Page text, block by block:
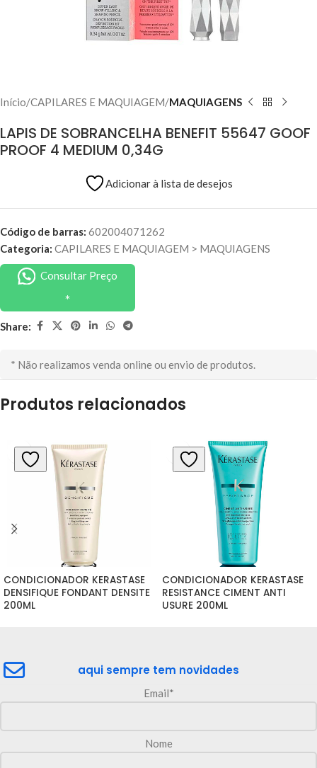
Início CAPILARES E MAQUIAGEM MAQUIAGENS
LAPIS DE SOBRANCELHA BENEFIT 55647 GOOF
PROOF 4 MEDIUM 0,34G
Adicionar à lista de desejos
Código de barras: 602004071262
Categoria: CAPILARES E MAQUIAGEM > MAQUIAGENS
Consultar Preço
Share:
* Não realizamos venda online ou envio de produtos.
Produtos relacionados
CONDICIONADOR KERASTASE
DENSIFIQUE FONDANT DENSITE
200ML
CONDICIONADOR KERASTASE
RESISTANCE CIMENT ANTI
USURE 200ML
aqui sempre tem novidades
Email*
Nome